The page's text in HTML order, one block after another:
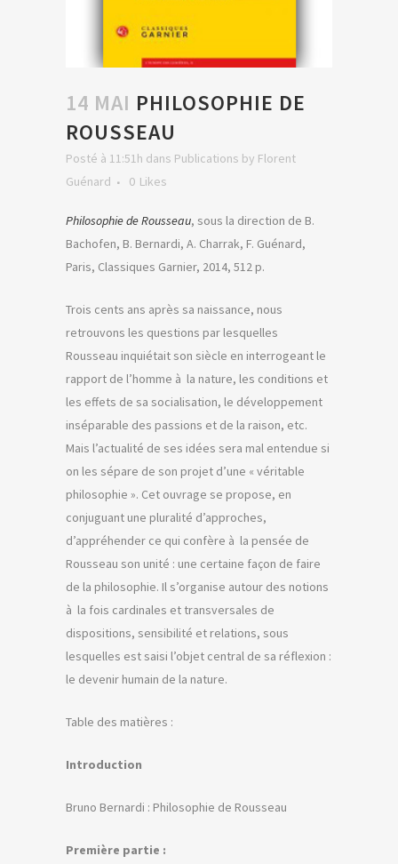
14 MAI PHILOSOPHIE DE
ROUSSEAU
Posté à 11:51h dans Publications by Florent
Guénard
0 Likes
Philosophie de Rousseau, sous la direction de B.
Bachofen, B. Bernardi, A. Charrak, F. Guénard,
Paris, Classiques Garnier, 2014, 512 p.
Trois cents ans après sa naissance, nous
retrouvons les questions par lesquelles
Rousseau inquiétait son siècle en interrogeant le
rapport de l’homme à la nature, les conditions et
les effets de sa socialisation, le développement
inséparable des passions et de la raison, etc.
Mais l’actualité de ses idées sera mal entendue si
on les sépare de son projet d’une « véritable
philosophie ». Cet ouvrage se propose, en
conjuguant une pluralité d’approches,
d’appréhender ce qui confère à la pensée de
Rousseau son unité : une certaine façon de faire
de la philosophie. Il s’organise autour des notions
à la fois cardinales et transversales de
dispositions, sensibilité et relations, sous
lesquelles est saisi l’objet central de sa réflexion :
le devenir humain de la nature.
Table des matières :
Introduction
Bruno Bernardi : Philosophie de Rousseau
Première partie :